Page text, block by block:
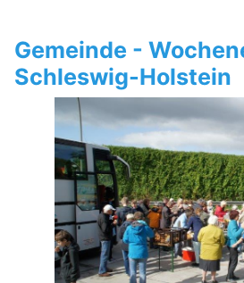
Gemeinde -
Schleswig-Holstein